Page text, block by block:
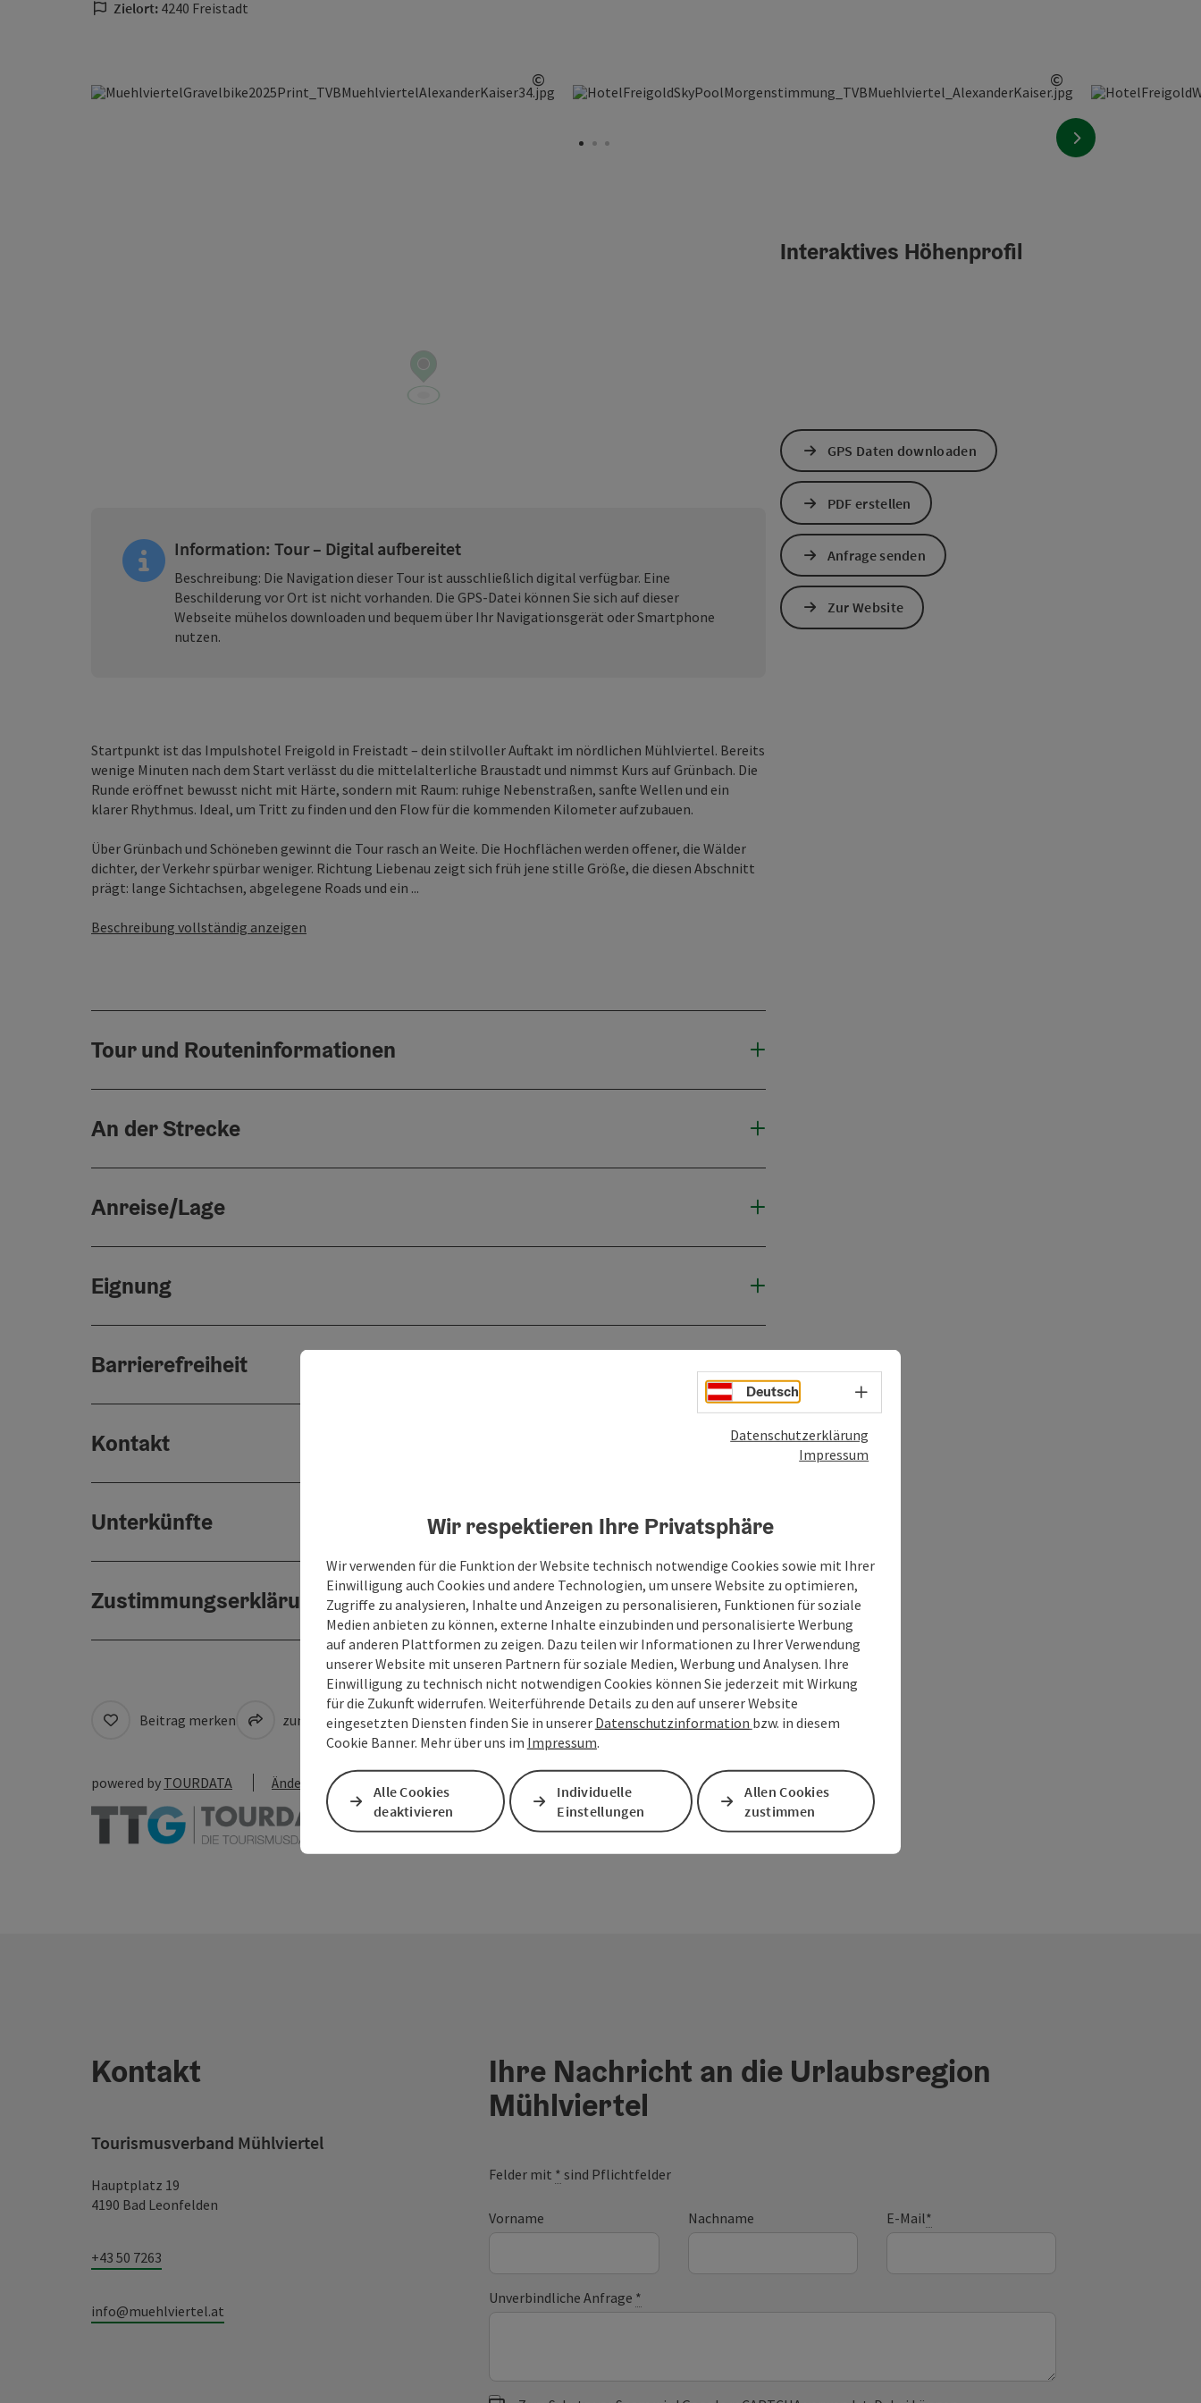
Zielort: 4240 Freistadt
©
Copyright öffnen
©
Copyright öffnen
nächstes Element
Information: Tour – Digital aufbereitet
Beschreibung: Die Navigation dieser Tour ist ausschließlich digital verfügbar. Eine
Beschilderung vor Ort ist nicht vorhanden. Die GPS-Datei können Sie sich auf dieser
Webseite mühelos downloaden und bequem über Ihr Navigationsgerät oder Smartphone
nutzen.
Startpunkt ist das Impulshotel Freigold in Freistadt – dein stilvoller Auftakt im nördlichen Mühlviertel. Bereits
wenige Minuten nach dem Start verlässt du die mittelalterliche Braustadt und nimmst Kurs auf Grünbach. Die
Runde eröffnet bewusst nicht mit Härte, sondern mit Raum: ruhige Nebenstraßen, sanfte Wellen und ein
klarer Rhythmus. Ideal, um Tritt zu finden und den Flow für die kommenden Kilometer aufzubauen.
Über Grünbach und Schöneben gewinnt die Tour rasch an Weite. Die Hochflächen werden offener, die Wälder
dichter, der Verkehr spürbar weniger. Richtung Liebenau zeigt sich früh jene stille Größe, die diesen Abschnitt
prägt: lange Sichtachsen, abgelegene Roads und ein ...
Beschreibung vollständig anzeigen
Tour und Routeninformationen
An der Strecke
Anreise/Lage
Eignung
Barrierefreiheit
Kontakt
Unterkünfte
Zustimmungserklärung
Interaktives Höhenprofil
GPS Daten downloaden
PDF erstellen
Anfrage senden
Zur Website
Beitrag merken zum Merkzettel PDF erstellen Beitrag drucken In der Nähe
powered by TOURDATA Änderung vorschlagen
Kontakt
Tourismusverband Mühlviertel
Hauptplatz 19
4190 Bad Leonfelden
+43 50 7263
info@muehlviertel.at
Ihre Nachricht an die Urlaubsregion
Mühlviertel
Felder mit * sind Pflichtfelder
Vorname Nachname E-Mail*
Unverbindliche Anfrage *
Deutsch Sprachwahl - Menü öffnen
Datenschutzerklärung
Impressum
Wir respektieren Ihre Privatsphäre
Wir verwenden für die Funktion der Website technisch notwendige Cookies sowie mit Ihrer
Einwilligung auch Cookies und andere Technologien, um unsere Website zu optimieren,
Zugriffe zu analysieren, Inhalte und Anzeigen zu personalisieren, Funktionen für soziale
Medien anbieten zu können, externe Inhalte einzubinden und personalisierte Werbung
auf anderen Plattformen zu zeigen. Dazu teilen wir Informationen zu Ihrer Verwendung
unserer Website mit unseren Partnern für soziale Medien, Werbung und Analysen. Ihre
Einwilligung zu technisch nicht notwendigen Cookies können Sie jederzeit mit Wirkung
für die Zukunft widerrufen. Weiterführende Details zu den auf unserer Website
eingesetzten Diensten finden Sie in unserer Datenschutzinformation bzw. in diesem
Cookie Banner. Mehr über uns im Impressum.
Alle Cookies
deaktivieren
Individuelle
Einstellungen
Allen Cookies
zustimmen